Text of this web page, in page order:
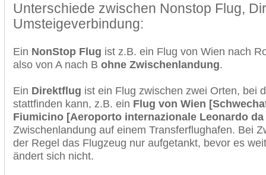
Unterschiede zwischen Nonstop Flug,
Umsteigeverbindung:
Ein NonStop Flug ist z.B. ein Flug von Wien nach
also von A nach B ohne Zwischenlandung.
Ein Direktflug ist ein Flug zwischen zwei Orten, bei
stattfinden kann, z.B. ein Flug von Wien
Fiumicino [Aeroporto internazionale Leonardo
Zwischenlandung auf einem Transferflughafen. Bei
der Regel das Flugzeug nur aufgetankt, bevor es
ändert sich nicht.